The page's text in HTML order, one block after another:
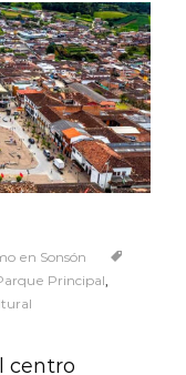
en Sonsón
Principal
centro